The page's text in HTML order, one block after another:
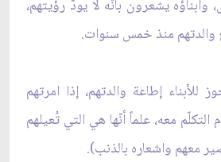
يشعرون بأنّه لا يودّ رؤيتهم،
منذ خمس سنوات.
للأبناء إطاعة والدتهم، إذا امرتهم
معه، علماً أنّها هي التي تُعيلهم
معهم واشعاره بالذنب).